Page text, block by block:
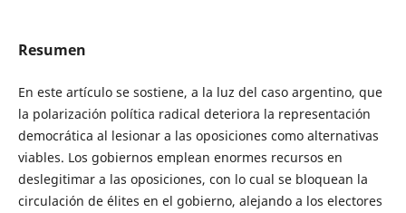
Resumen
En este artículo se sostiene, a la luz del caso argentino, que
la polarización política radical deteriora la representación
democrática al lesionar a las oposiciones como alternativas
viables. Los gobiernos emplean enormes recursos en
deslegitimar a las oposiciones, con lo cual se bloquean la
circulación de élites en el gobierno, alejando a los electores